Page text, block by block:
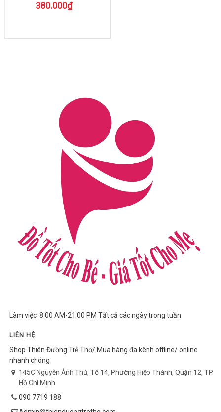
380.000₫
Làm việc: 8:00 AM-21:00 PM Tất cả các ngày trong tuần
LIÊN HỆ
Shop Thiên Đường Trẻ Thơ/ Mua hàng đa kênh offline/ online
nhanh chóng
145C Nguyễn Ảnh Thủ, Tổ 14, Phường Hiệp Thành, Quận 12, TP.
Hồ Chí Minh
090 7719 188